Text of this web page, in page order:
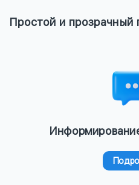
Простой и прозрачный